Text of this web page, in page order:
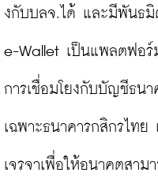
งกับบลจ.ได้ และมีพันธมิ
e-Wallet เป็นแพลตฟอร์
การเชื่อมโยงกับบัญชีธน
เฉพาะธนาคารกสิกรไท
เจรจาเพื่อให้อนาคตสาม